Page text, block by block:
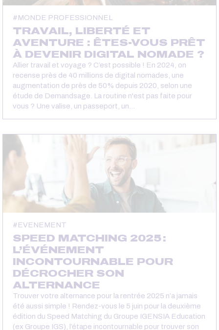
MONDE PROFESSIONNEL
TRAVAIL, LIBERTÉ ET
AVENTURE : ÊTES-VOUS PRÊT
À DEVENIR DIGITAL NOMADE ?
Allier travail et voyage ? C’est possible ! En 2024, on
recense près de 40 millions de digital nomades, une
augmentation de près de 50% depuis 2020, selon une
étude de Demandsage. La routine n'est pas faite pour
vous ? Une valise, un passeport, un…
EVENEMENT
SPEED MATCHING 2025 :
L’ÉVÉNEMENT
INCONTOURNABLE POUR
DÉCROCHER SON
ALTERNANCE
Trouver votre alternance pour la rentrée 2025 n’a jamais
été aussi simple ! Rendez-vous le 5 juin pour la deuxième
édition du Speed Matching du Groupe IGENSIA Education
(ex Groupe IGS), l’étape incontournable pour trouver son